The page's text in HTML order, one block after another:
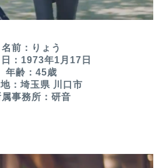
名前：りょう
：1973年1月17日
年齢：45歳
：埼玉県 川口市
属事務所：研音